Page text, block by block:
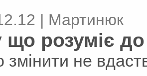
| Мартинюк
що розуміє
змінити не